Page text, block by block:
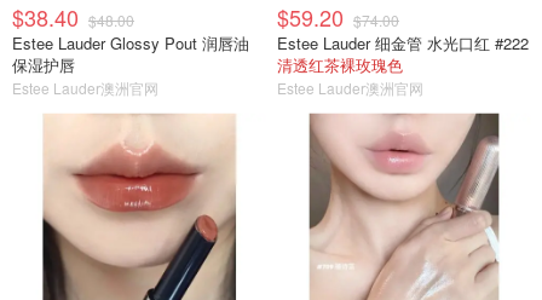
$38.40 $48.00
Estee Lauder Glossy Pout 润唇油
保湿护唇
Estee Lauder澳洲官网
$59.20 $74.00
Estee Lauder 细金管 水光口红 #222
清透红茶裸玫瑰色
Estee Lauder澳洲官网